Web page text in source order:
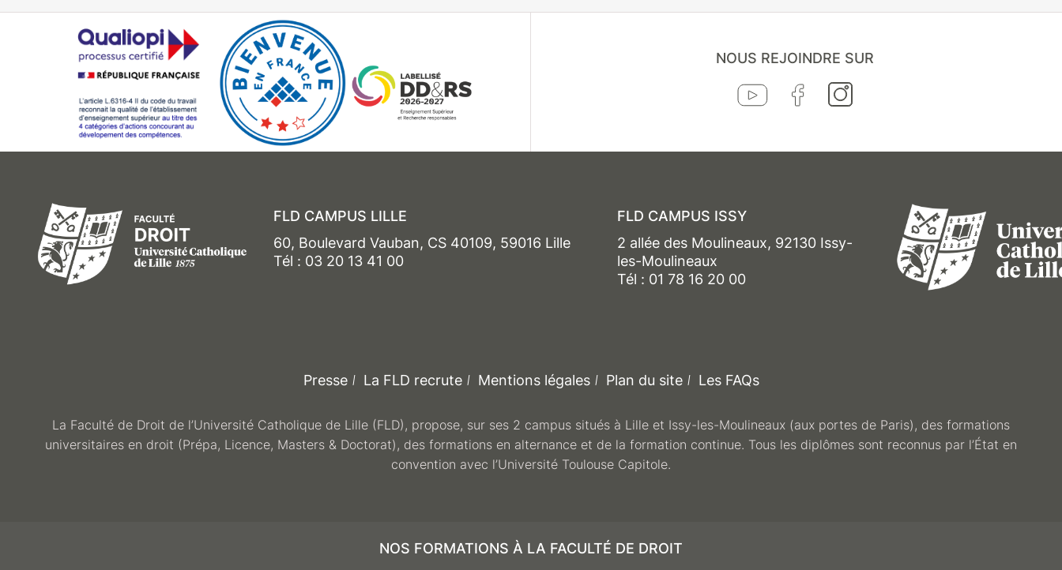
NOUS REJOINDRE SUR
FLD CAMPUS LILLE
60, Boulevard Vauban, CS 40109, 59016 Lille
Tél : 03 20 13 41 00
FLD CAMPUS ISSY
2 allée des Moulineaux, 92130 Issy-
les-Moulineaux
Tél : 01 78 16 20 00
Presse La FLD recrute Mentions légales Plan du site Les FAQs
La Faculté de Droit de l’Université Catholique de Lille (FLD), propose, sur ses 2 campus situés à Lille et Issy-les-Moulineaux (aux portes de Paris), des formations
universitaires en droit (Prépa, Licence, Masters & Doctorat), des formations en alternance et de la formation continue. Tous les diplômes sont reconnus par l’État en
convention avec l’Université Toulouse Capitole.
NOS FORMATIONS À LA FACULTÉ DE DROIT